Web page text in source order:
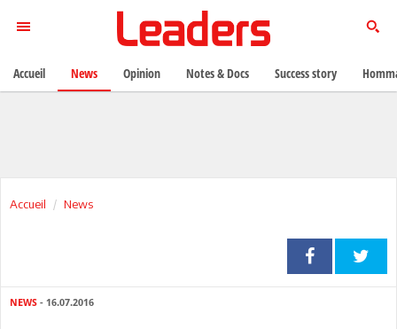
Accueil News
NEWS - 16.07.2016
Accueil News Opinion Notes & Docs Success story